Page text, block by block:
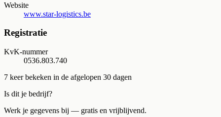
Website
www.star-logistics.be
Registratie
KvK-nummer
0536.803.740
7 keer bekeken in de afgelopen 30 dagen
Is dit je bedrijf?
Werk je gegevens bij — gratis en vrijblijvend.